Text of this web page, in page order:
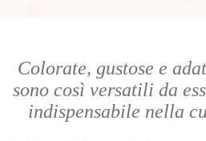
Colorate, gustose e
sono così versatili da
indispensabile nella